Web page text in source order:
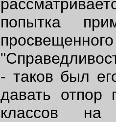
попытка
- таков был
давать отпор
классов на